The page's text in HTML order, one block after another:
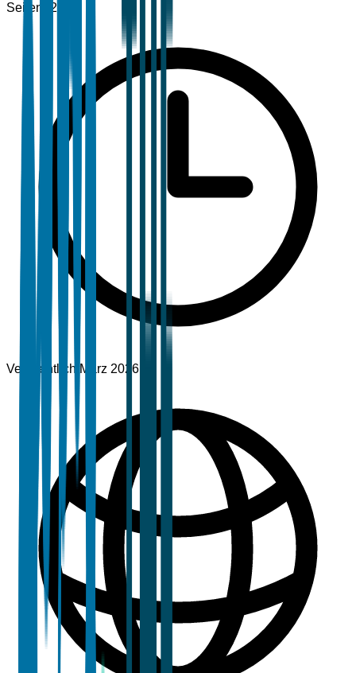
Seiten 120+
Veröffentlicht März 2026